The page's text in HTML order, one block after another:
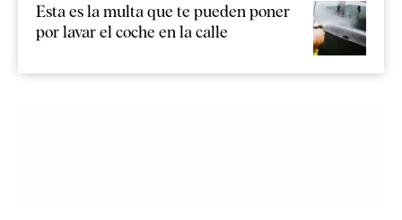
Esta es la multa que te pueden poner
por lavar el coche en la calle